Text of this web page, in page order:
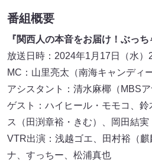
番組概要
『関西人の本音をお届け！ぶっち
放送日時：2024年1月17日（水）
MC：山里亮太（南海キャンディ
アシスタント：清水麻椰（MBSア
ゲスト：ハイヒール・モモコ、
ス（田渕章裕・きむ）、岡田結実
VTR出演：浅越ゴエ、田村裕（
ナ、すっちー、松浦真也